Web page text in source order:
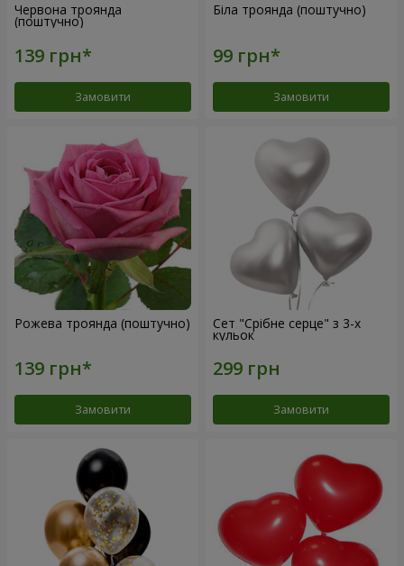
Червона троянда
(поштучно)
Замовити
Біла троянда (поштучно)
Замовити
Рожева троянда (поштучно)
Замовити
Сет "Срібне серце" з 3-х
кульок
Замовити